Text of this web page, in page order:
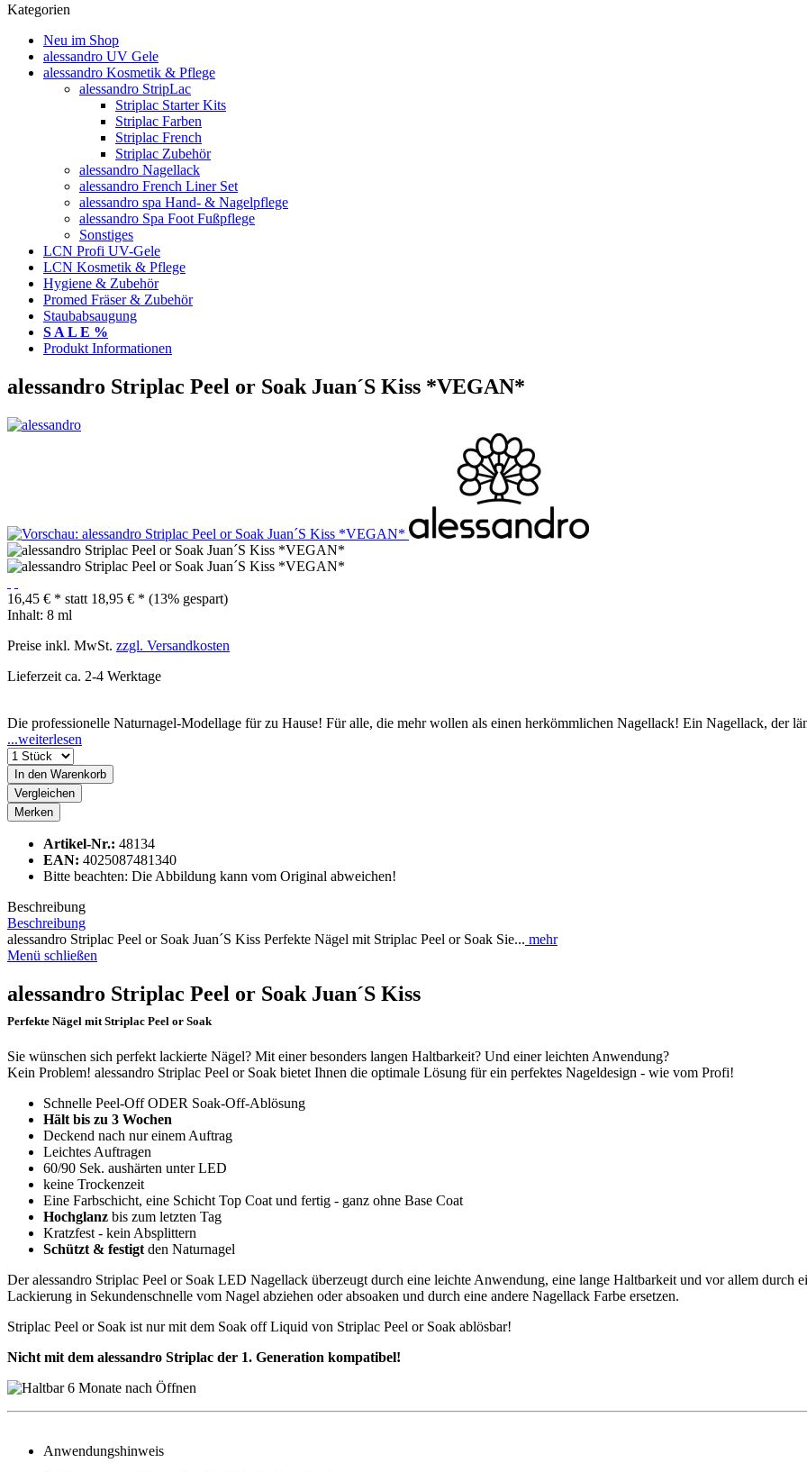
Kategorien
Neu im Shop
alessandro UV Gele
alessandro Kosmetik & Pflege
alessandro StripLac
Striplac Starter Kits
Striplac Farben
Striplac French
Striplac Zubehör
alessandro Nagellack
alessandro French Liner Set
alessandro spa Hand- & Nagelpflege
alessandro Spa Foot Fußpflege
Sonstiges
LCN Profi UV-Gele
LCN Kosmetik & Pflege
Hygiene & Zubehör
Promed Fräser & Zubehör
Staubabsaugung
S A L E %
Produkt Informationen
alessandro Striplac Peel or Soak Juan´S Kiss *VEGAN*
16,45 € * statt 18,95 € * (13% gespart)
Inhalt: 8 ml
Preise inkl. MwSt. zzgl. Versandkosten
Lieferzeit ca. 2-4 Werktage
Die professionelle Naturnagel-Modellage für zu Hause! Für alle, die mehr wollen als einen herkömmlichen Nagellack! Ein Nagellack, der
...weiterlesen
In den Warenkorb
Vergleichen
Merken
Artikel-Nr.: 48134
EAN: 4025087481340
Bitte beachten: Die Abbildung kann vom Original abweichen!
Beschreibung
Beschreibung
alessandro Striplac Peel or Soak Juan´S Kiss Perfekte Nägel mit Striplac Peel or Soak Sie... mehr
Menü schließen
alessandro Striplac Peel or Soak Juan´S Kiss
Perfekte Nägel mit Striplac Peel or Soak
Sie wünschen sich perfekt lackierte Nägel? Mit einer besonders langen Haltbarkeit? Und einer leichten Anwendung?
Kein Problem! alessandro Striplac Peel or Soak bietet Ihnen die optimale Lösung für ein perfektes Nageldesign - wie vom Profi!
Schnelle Peel-Off ODER Soak-Off-Ablösung
Hält bis zu 3 Wochen
Deckend nach nur einem Auftrag
Leichtes Auftragen
60/90 Sek. aushärten unter LED
keine Trockenzeit
Eine Farbschicht, eine Schicht Top Coat und fertig - ganz ohne Base Coat
Hochglanz bis zum letzten Tag
Kratzfest - kein Absplittern
Schützt & festigt den Naturnagel
Der alessandro Striplac Peel or Soak LED Nagellack überzeugt durch eine leichte Anwendung, eine lange Haltbarkeit und vor allem durch
Lackierung in Sekundenschnelle vom Nagel abziehen oder absoaken und durch eine andere Nagellack Farbe ersetzen.
Striplac Peel or Soak ist nur mit dem Soak off Liquid von Striplac Peel or Soak ablösbar!
Nicht mit dem alessandro Striplac der 1. Generation kompatibel!
Anwendungshinweis